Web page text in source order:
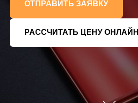
ОТПРАВИТЬ ЗАЯВКУ
РАССЧИТАТЬ ЦЕНУ ОНЛАЙН